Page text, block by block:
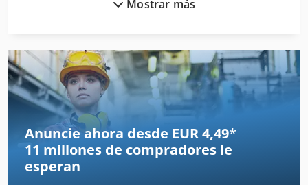
Blohm
Boehringer
Eberlei
Erba
Hainbuch
Mostrar más
Anuncie ahora desde EUR 4,49*
11 millones de compradores le
esperan